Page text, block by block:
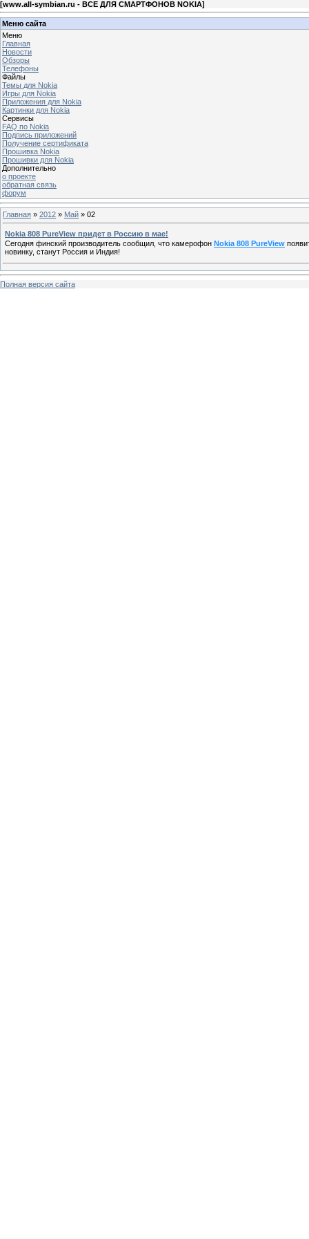
[www.all-symbian.ru - ВСЕ ДЛЯ СМАРТФОНОВ NOKIA]
Меню сайта
Меню
Главная
Новости
Обзоры
Телефоны
Файлы
Темы для Nokia
Игры для Nokia
Приложения для Nokia
Картинки для Nokia
Сервисы
FAQ по Nokia
Подпись приложений
Получение сертификата
Прошивка Nokia
Прошивки для Nokia
Дополнительно
о проекте
обратная связь
форум
Главная » 2012 » Май » 02
Nokia 808 PureView придет в Россию в мае!
Сегодня финский производитель сообщил, что камерофон Nokia 808 PureView
новинку, станут Россия и Индия!
Полная версия сайта